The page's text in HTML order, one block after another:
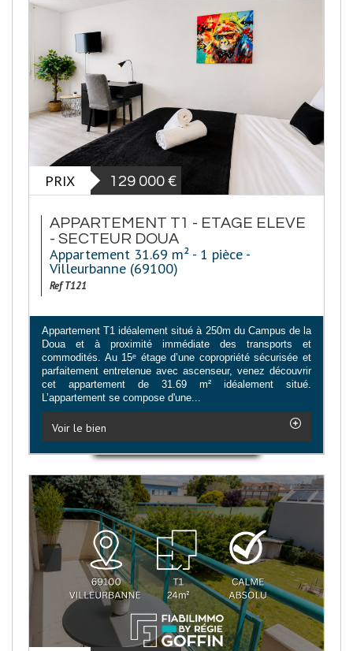
PRIX 129 000 €
APPARTEMENT T1 - ETAGE ELEVE
- SECTEUR DOUA
Appartement 31.69 m² - 1 pièce -
Villeurbanne (69100)
Ref T121
Appartement T1 idéalement situé à 250m du Campus de la
Doua et à proximité immédiate des transports et
commodités. Au 15ᵉ étage d’une copropriété sécurisée et
parfaitement entretenue avec ascenseur, venez découvrir
cet appartement de 31.69 m² idéalement situé.
L’appartement se compose d'une...
Voir le bien